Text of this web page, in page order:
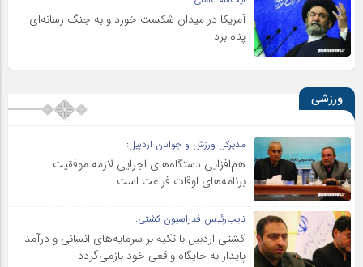
آمریکا در میدان شکست خورد و به جنگ رسانه‌ای
پناه برد
ورزشی
مدیرکل ورزش و جوانان اردبیل:
هم‌افزایی دستگاه‌های اجرایی لازمه موفقیت
برنامه‌های اوقات فراغت است
نایب‌رئیس فدراسیون کشتی:
کشتی اردبیل با تکیه بر سرمایه‌های انسانی و درآمد
پایدار به جایگاه واقعی خود بازمی‌گردد